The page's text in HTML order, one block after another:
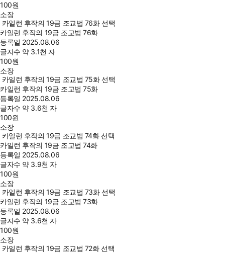
100원
소장
카일런 후작의 19금 조교법 76화 선택
카일런 후작의 19금 조교법 76화
등록일 2025.08.06
글자수 약 3.1천 자
100원
소장
카일런 후작의 19금 조교법 75화 선택
카일런 후작의 19금 조교법 75화
등록일 2025.08.06
글자수 약 3.6천 자
100원
소장
카일런 후작의 19금 조교법 74화 선택
카일런 후작의 19금 조교법 74화
등록일 2025.08.06
글자수 약 3.9천 자
100원
소장
카일런 후작의 19금 조교법 73화 선택
카일런 후작의 19금 조교법 73화
등록일 2025.08.06
글자수 약 3.6천 자
100원
소장
카일런 후작의 19금 조교법 72화 선택